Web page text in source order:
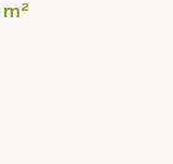
m²